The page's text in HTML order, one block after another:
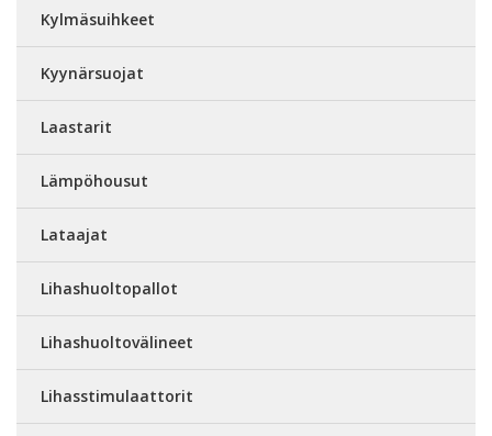
Kylmäsuihkeet
Kyynärsuojat
Laastarit
Lämpöhousut
Lataajat
Lihashuoltopallot
Lihashuoltovälineet
Lihasstimulaattorit